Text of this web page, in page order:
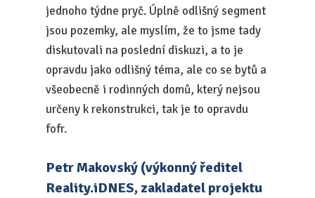
jednoho týdne pryč. Úplně odlišný segment
jsou pozemky, ale myslím, že to jsme tady
diskutovali na poslední diskuzi, a to je
opravdu jako odlišný téma, ale co se bytů a
všeobecně i rodinných domů, který nejsou
určeny k rekonstrukci, tak je to opravdu
fofr.
Petr Makovský (výkonný ředitel
Reality.iDNES, zakladatel projektu